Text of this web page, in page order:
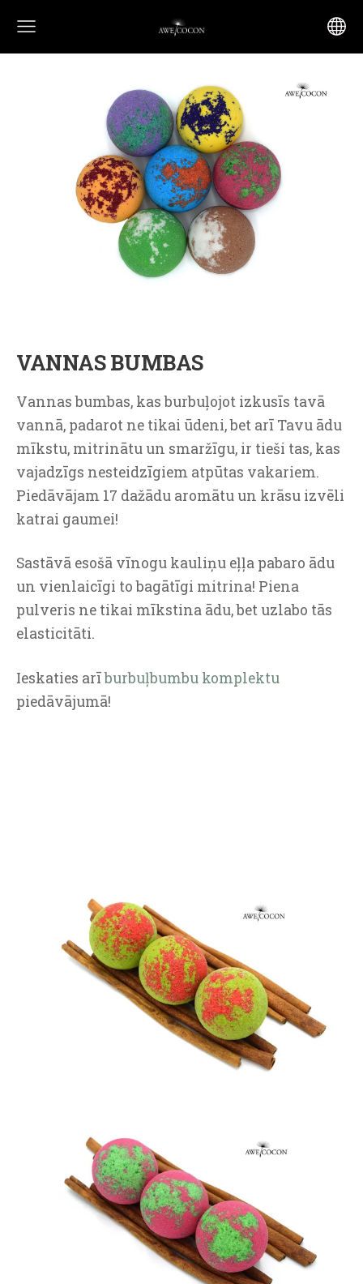
VANNAS BUMBAS
Vannas bumbas, kas burbuļojot izkusīs tavā
vannā, padarot ne tikai ūdeni, bet arī Tavu ādu
mīkstu, mitrinātu un smaržīgu, ir tieši tas, kas
vajadzīgs nesteidzīgiem atpūtas vakariem.
Piedāvājam 17 dažādu aromātu un krāsu izvēli
katrai gaumei!
Sastāvā esošā vīnogu kauliņu eļļa pabaro ādu
un vienlaicīgi to bagātīgi mitrina! Piena
pulveris ne tikai mīkstina ādu, bet uzlabo tās
elasticitāti.
Ieskaties arīburbuļbumbu komplektu
piedāvājumā!